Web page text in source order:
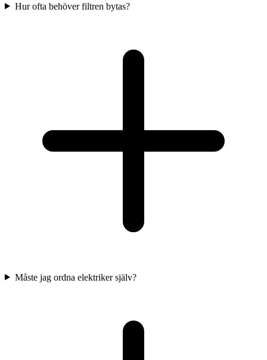
Hur ofta behöver filtren bytas?
Måste jag ordna elektriker själv?